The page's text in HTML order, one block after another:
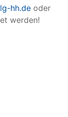
hh.de oder
werden!